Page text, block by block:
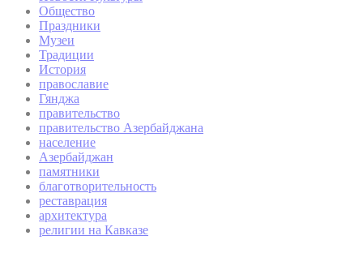
Общество
Праздники
Музеи
Традиции
История
православие
Гянджа
правительство
правительство Азербайджана
население
Азербайджан
памятники
благотворительность
реставрация
архитектура
религии на Кавказе